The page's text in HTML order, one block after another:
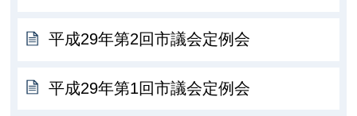
平成29年第2回市議会定例会
平成29年第1回市議会定例会